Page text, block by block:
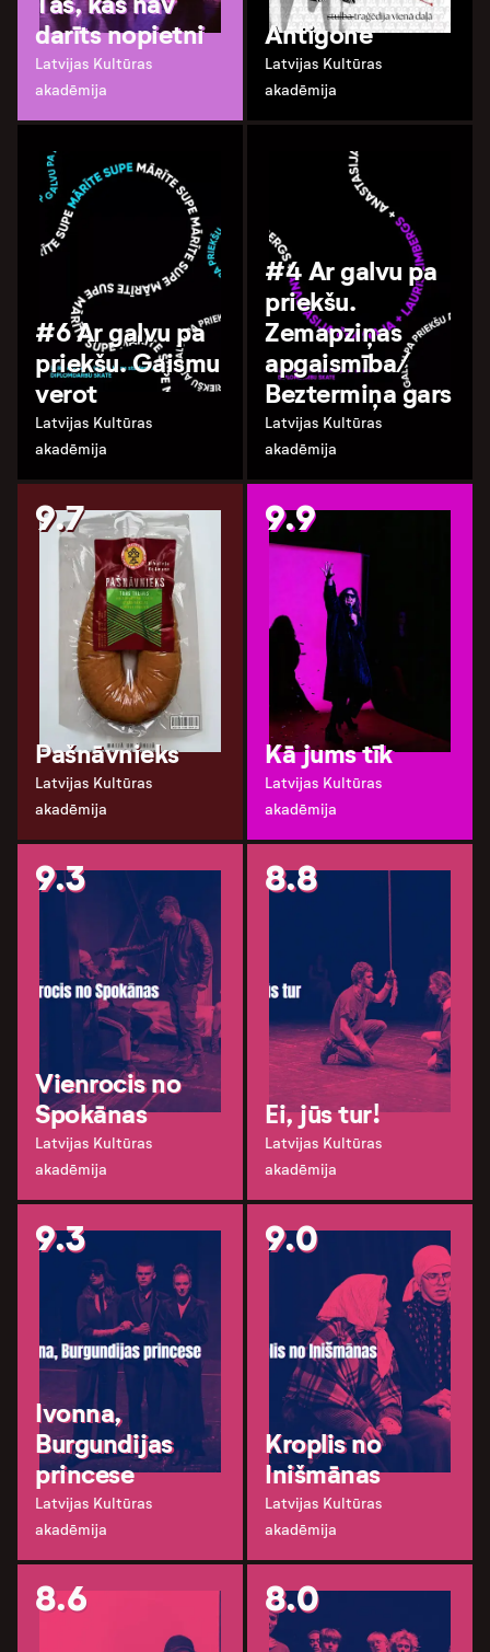
darīts nopietni
Latvijas Kultūras
akadēmija
Antigone
Latvijas Kultūras
akadēmija
#6 Ar galvu pa
priekšu. Gaismu
verot
Latvijas Kultūras
akadēmija
#4 Ar galvu pa
priekšu.
Zemapziņas
apgaismība/
Beztermiņa gars
Latvijas Kultūras
akadēmija
9.7
Pašnāvnieks
Latvijas Kultūras
akadēmija
9.9
Kā jums tīk
Latvijas Kultūras
akadēmija
9.3
Vienrocis no
Spokānas
Latvijas Kultūras
akadēmija
8.8
Ei, jūs tur!
Latvijas Kultūras
akadēmija
9.3
Ivonna,
Burgundijas
princese
Latvijas Kultūras
akadēmija
9.0
Kroplis no
Inišmānas
Latvijas Kultūras
akadēmija
8.6 8.0